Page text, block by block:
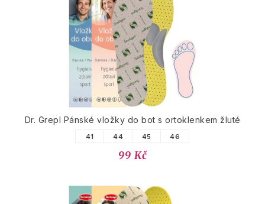
Dr. Grepl Pánské vložky do bot s ortoklenkem žluté
41 44 45 46
99 Kč